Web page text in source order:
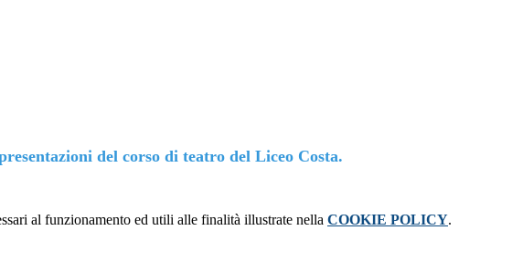
del corso di teatro del Liceo Costa.
al funzionamento ed utili alle finalità illustrate nella COOKIE POLICY.